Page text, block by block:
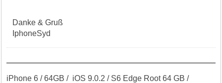
Danke & Gruß
IphoneSyd
iPhone 6 / 64GB / iOS 9.0.2 / S6 Edge Root 64 GB /